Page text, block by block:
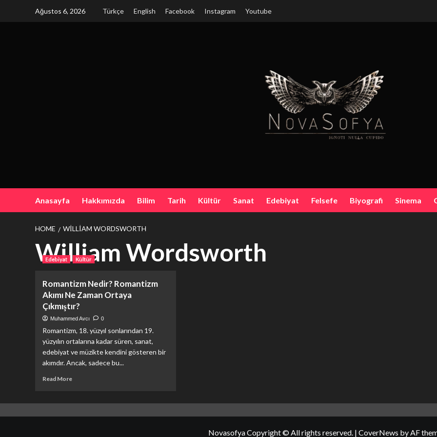
Ağustos 6, 2026 Türkçe English Facebook Instagram Youtube
Anasayfa Hakkımızda Bilim Tarih Kültür Sanat Edebiyat Felsefe Biyografi Sinema
HOME WILLIAM WORDSWORTH
William Wordsworth
Edebiyat Kültür
Romantizm Nedir? Romantizm
Akımı Ne Zaman Ortaya
Çıkmıştır?
Muhammed Avcı 0
Romantizm, 18. yüzyıl sonlarından 19.
yüzyılın ortalarına kadar süren, sanat,
edebiyat ve müzikte kendini gösteren bir
akımdır. Ancak, sadece bu...
Read MoreRead
Romantizm
Novasofya Copyright © All rights reserved. | CoverNews by AF